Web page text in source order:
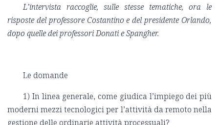
L’intervista raccoglie, sulle stesse tematiche, ora le
risposte del professore Costantino e del presidente Orlando,
dopo quelle dei professori Donati e Spangher.
Le domande
1) In linea generale, come giudica l’impiego dei più
moderni mezzi tecnologici per l’attività da remoto nella
gestione delle ordinarie attività processuali?